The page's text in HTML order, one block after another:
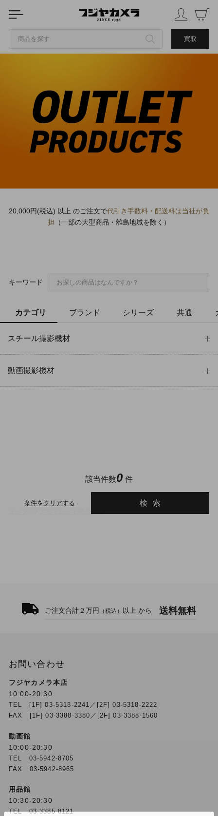
商品を探す 買取
ブランドから探す
中古品を探す
20,000円(税込) 以上 のご注文で代引き手数料・配送料は当社が負
担
（一部の大型商品・離島地域を除く）
キーワード
カテゴリ ブランド シリーズ 共通
スチール撮影機材
動画撮影機材
該当件数0 件
検索
条件をクリアする
ご注文合計２万円 （税込） 以上 から 送料無料
お問い合わせ
フジヤカメラ本店
10:00-20:30
TEL [1F] 03-5318-2241／[2F] 03-5318-2222
FAX [1F] 03-3388-3380／[2F] 03-3388-1560
動画館
10:00-20:30
TEL 03-5942-8705
FAX 03-5942-8965
用品館
10:30-20:30
TEL 03-3385-8121